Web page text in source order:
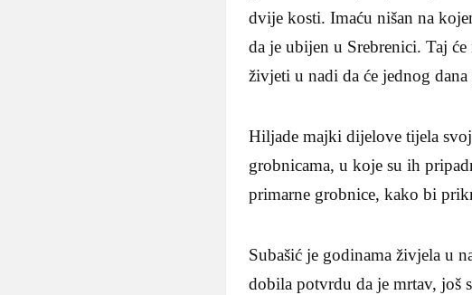
dvije kosti. Imaću nišan na
da je ubijen u Srebrenici. Taj
živjeti u nadi da će jednog
Hiljade majki dijelove tijela
grobnicama, u koje su ih
primarne grobnice, kako bi
Subašić je godinama živjela u
dobila potvrdu da je mrtav, još